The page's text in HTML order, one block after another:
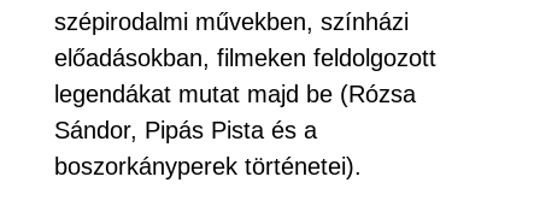
szépirodalmi művekben, színházi
előadásokban, filmeken feldolgozott
legendákat mutat majd be (Rózsa
Sándor, Pipás Pista és a
boszorkányperek történetei).